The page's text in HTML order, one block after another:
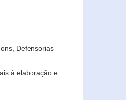
Defensorias
à elaboração e